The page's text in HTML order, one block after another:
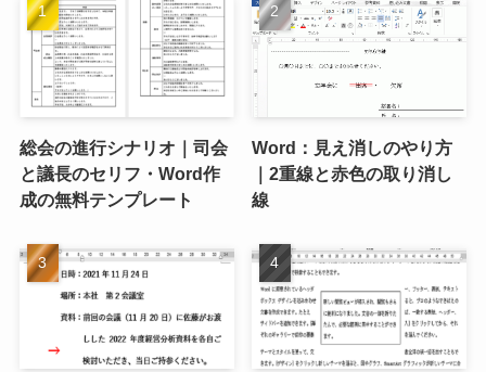
総会の進行シナリオ｜司会
と議長のセリフ・Word作
成の無料テンプレート
Word：見え消しのやり方
｜2重線と赤色の取り消し
線